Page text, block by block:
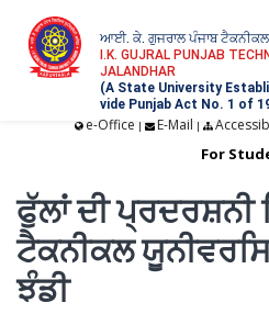
ਆਈ. ਕੇ. ਗੁਜਰਾਲ ਪੰਜਾਬ
I.K. GUJRAL PUNJAB
JALANDHAR
(A State University
vide Punjab Act No. 1 of
e-Office | E-Mail |
For
ਫੁੱਲਾਂ ਦੀ ਪ੍ਰਦਰਸ਼ਨੀ
ਟੈਕਨੀਕਲ
ਝੰਡੀ